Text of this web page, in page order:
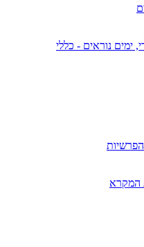
ימים נוראים - כללי
המקרא